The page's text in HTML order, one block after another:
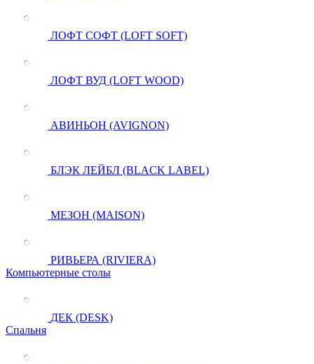
ЛОФТ СОФТ (LOFT SOFT)
ЛОФТ ВУД (LOFT WOOD)
АВИНЬОН (AVIGNON)
БЛЭК ЛЕЙБЛ (BLACK LABEL)
МЕЗОН (MAISON)
РИВЬЕРА (RIVIERA)
Компьютерные столы
ДЕК (DESK)
Спальня